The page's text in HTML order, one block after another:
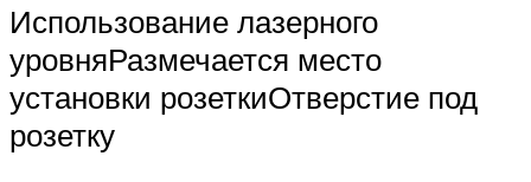
Использование лазерного
уровняРазмечается место
установки розеткиОтверстие под
розетку